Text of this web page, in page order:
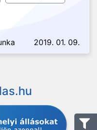
2019. 01. 09.